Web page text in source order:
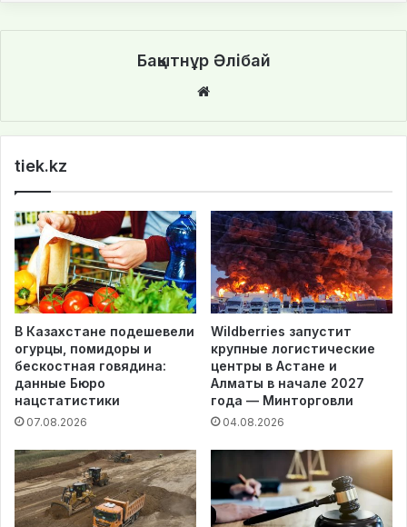
Бақытнұр Әлібай
te
tiek.kz
В Казахстане подешевели
огурцы, помидоры и
бескостная говядина:
данные Бюро
нацстатистики
07.08.2026
Wildberries запустит
крупные логистические
центры в Астане и
Алматы в начале 2027
года — Минторговли
04.08.2026